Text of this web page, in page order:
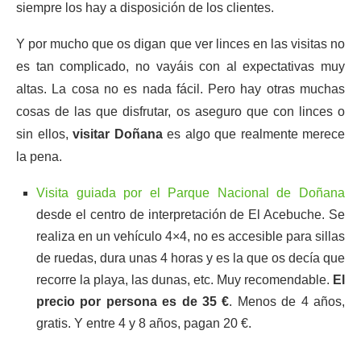
siempre los hay a disposición de los clientes.
Y por mucho que os digan que ver linces en las visitas no
es tan complicado, no vayáis con al expectativas muy
altas. La cosa no es nada fácil. Pero hay otras muchas
cosas de las que disfrutar, os aseguro que con linces o
sin ellos, visitar Doñanaes algo que realmente merece
la pena.
Visita guiada por el Parque Nacional de Doñana
desde el centro de interpretación de El Acebuche. Se
realiza en un vehículo 4×4, no es accesible para sillas
de ruedas, dura unas 4 horas y es la que os decía que
recorre la playa, las dunas, etc. Muy recomendable. El
precio por persona es de 35 €. Menos de 4 años,
gratis. Y entre 4 y 8 años, pagan 20 €.